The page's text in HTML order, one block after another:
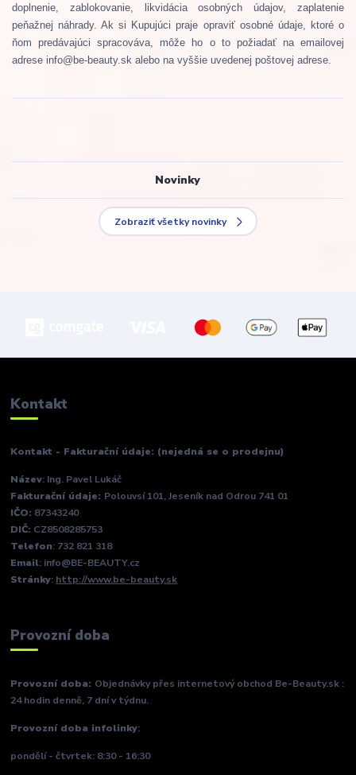
Novinky
Zobraziť všetky novinky
doplnenie, zablokovanie, likvidácia osobných údajov, zaplatenie
peňažnej náhrady. Ak si Kupujúci praje opraviť osobné údaje, ktoré o
ňom predávajúci spracováva, môže ho o to požiadať na emailovej
adrese info@be-beauty.sk alebo na vyššie uvedenej poštovej adrese.
Kontakt
Kontakt - Fakturační údaje: (nejedná se o prodejnu)
Název: Ing. Pavel Lukáč
Fakturační údaje: Polouvsí 101, Jeseník nad Odrou 741 01
IČO: 87343240
DIČ: CZ8508285753
Telefon: 732 821 318
Email: info@BE-BEAUTY.cz
Stránky: http://www.be-beauty.sk
Provozní doba
Provozní doba: Objednávky přes internetový obchod Be-Beauty.sk :
24 hodin denně, 7 dní v týdnu.
Provozní doba infolinky:
pondělí - čtvrtek: 8:30 - 16:30